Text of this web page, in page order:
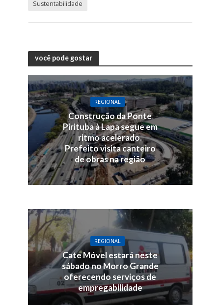
Sustentabilidade
você pode gostar
REGIONAL
Construção da Ponte
Pirituba à Lapa segue em
ritmo acelerado.
Prefeito visita canteiro
de obras na região
REGIONAL
Cate Móvel estará neste
sábado no Morro Grande
oferecendo serviços de
empregabilidade